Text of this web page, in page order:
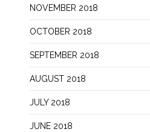
NOVEMBER 2018
OCTOBER 2018
SEPTEMBER 2018
AUGUST 2018
JULY 2018
JUNE 2018